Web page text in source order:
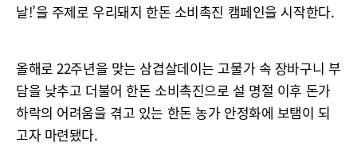
날!’을 주제로 우리돼지 한돈 소비촉진 캠페인을 시작한다.
올해로 22주년을 맞는 삼겹살데이는 고물가 속 장바구니 부
담을 낮추고 더불어 한돈 소비촉진으로 설 명절 이후 돈가
하락의 어려움을 겪고 있는 한돈 농가 안정화에 보탬이 되
고자 마련됐다.